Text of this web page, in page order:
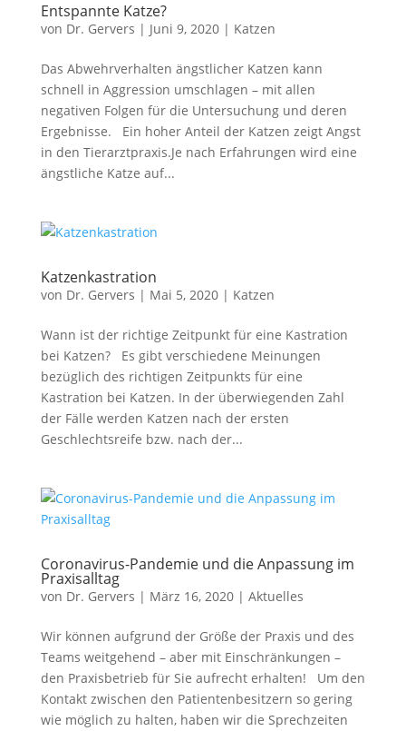
Entspannte Katze?
von Dr. Gervers | Juni 9, 2020| Katzen
Das Abwehrverhalten ängstlicher Katzen kann
schnell in Aggression umschlagen – mit allen
negativen Folgen für die Untersuchung und deren
Ergebnisse. Ein hoher Anteil der Katzen zeigt Angst
in den Tierarztpraxis.Je nach Erfahrungen wird eine
ängstliche Katze auf...
Katzenkastration
von Dr. Gervers | Mai 5, 2020| Katzen
Wann ist der richtige Zeitpunkt für eine Kastration
bei Katzen? Es gibt verschiedene Meinungen
bezüglich des richtigen Zeitpunkts für eine
Kastration bei Katzen. In der überwiegenden Zahl
der Fälle werden Katzen nach der ersten
Geschlechtsreife bzw. nach der...
Coronavirus-Pandemie und die Anpassung im
Praxisalltag
von Dr. Gervers | März 16, 2020| Aktuelles
Wir können aufgrund der Größe der Praxis und des
Teams weitgehend – aber mit Einschränkungen –
den Praxisbetrieb für Sie aufrecht erhalten! Um den
Kontakt zwischen den Patientenbesitzern so gering
wie möglich zu halten, haben wir die Sprechzeiten